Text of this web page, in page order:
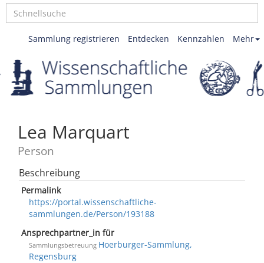
Mehr
Kennzahlen
Entdecken
Sammlung registrieren
Lea Marquart
Person
Beschreibung
Permalink
https://portal.wissenschaftliche-
sammlungen.de/Person/193188
Ansprechpartner_in für
Sammlungsbetreuung Hoerburger-Sammlung,
Regensburg